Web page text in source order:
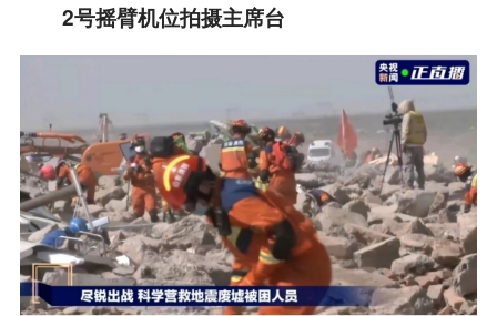
2号摇臂机位拍摄主席台